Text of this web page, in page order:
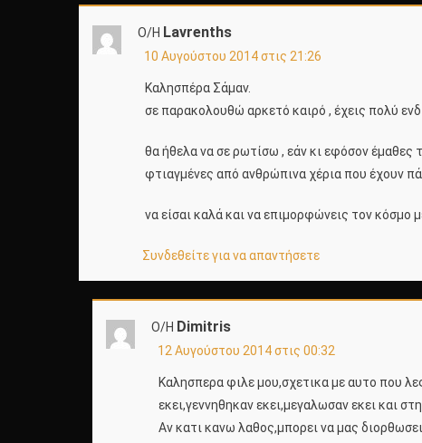
Ο/Η Lavrenths
10 Αυγούστου 2014 στις 21:26
Καλησπέρα Σάμαν.
σε παρακολουθώ αρκετό καιρό , έχεις πολύ
θα ήθελα να σε ρωτίσω , εάν κι εφόσον έμαθες
φτιαγμένες από ανθρώπινα χέρια που έχουν
να είσαι καλά και να επιμορφώνεις τον κόσμο
Συνδεθείτε για να απαντήσετε
Ο/Η Dimitris
12 Αυγούστου 2014 στις 00:32
Καλησπερα φιλε μου,σχετικα με αυτο που
εκει,γεννηθηκαν εκει,μεγαλωσαν εκει και
Αν κατι κανω λαθος,μπορει να μας